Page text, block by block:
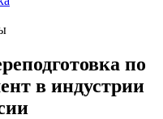
по
в индустрии